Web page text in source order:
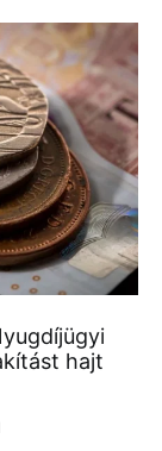
hajt